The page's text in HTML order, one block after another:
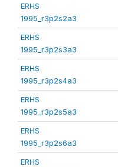
ERHS
1995_r3p2s2a3
ERHS
1995_r3p2s3a3
ERHS
1995_r3p2s4a3
ERHS
1995_r3p2s5a3
ERHS
1995_r3p2s6a3
ERHS